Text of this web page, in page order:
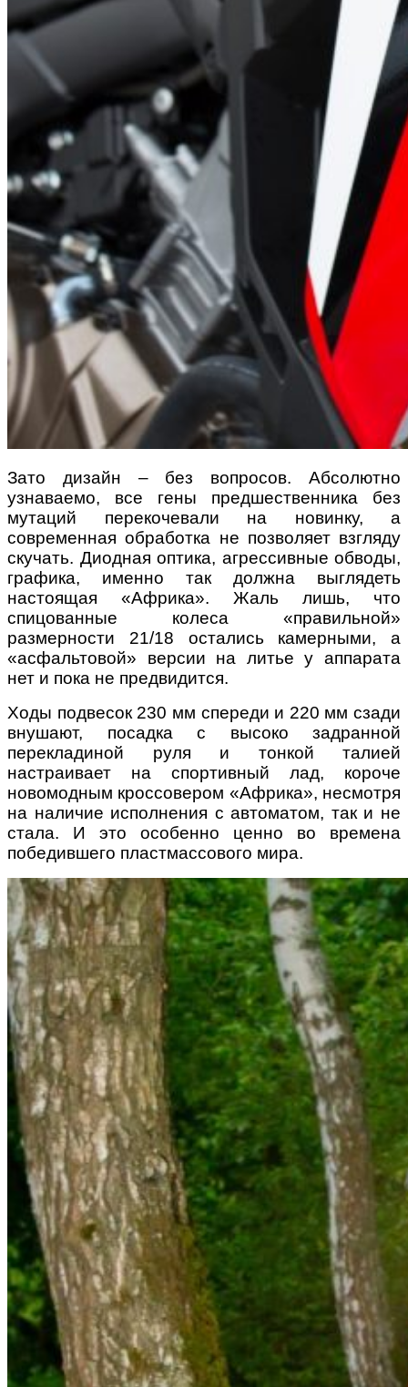
Зато дизайн – без вопросов. Абсолютно
узнаваемо, все гены предшественника без
мутаций перекочевали на новинку, а
современная обработка не позволяет взгляду
скучать. Диодная оптика, агрессивные обводы,
графика, именно так должна выглядеть
настоящая «Африка». Жаль лишь, что
спицованные колеса «правильной»
размерности 21/18 остались камерными, а
«асфальтовой» версии на литье у аппарата
нет и пока не предвидится.
Ходы подвесок 230 мм спереди и 220 мм сзади
внушают, посадка с высоко задранной
перекладиной руля и тонкой талией
настраивает на спортивный лад, короче
новомодным кроссовером «Африка», несмотря
на наличие исполнения с автоматом, так и не
стала. И это особенно ценно во времена
победившего пластмассового мира.